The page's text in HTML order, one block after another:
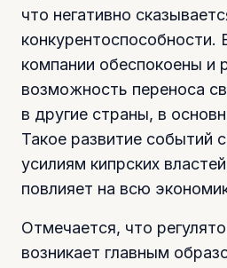
что негативно
конкурентоспособности.
компании обеспокоены и
возможность переноса
в другие страны, в
Такое развитие событий
усилиям кипрских
повлияет на всю
Отмечается, что
возникает главным